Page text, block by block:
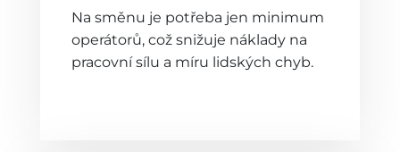
Na směnu je potřeba jen minimum
operátorů, což snižuje náklady na
pracovní sílu a míru lidských chyb.